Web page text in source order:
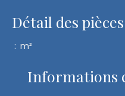
Détail des pièces
: m²
Informations